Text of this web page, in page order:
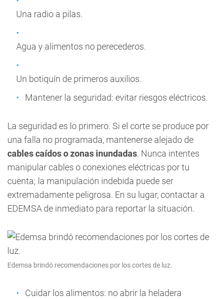
Una radio a pilas.
Agua y alimentos no perecederos.
Un botiquín de primeros auxilios.
Mantener la seguridad: evitar riesgos eléctricos.
La seguridad es lo primero. Si el corte se produce por
una falla no programada, mantenerse alejado de
cables caídos o zonas inundadas. Nunca intentes
manipular cables o conexiones eléctricas por tu
cuenta; la manipulación indebida puede ser
extremadamente peligrosa. En su lugar, contactar a
EDEMSA de inmediato para reportar la situación.
Edemsa brindó recomendaciones por los cortes de luz.
Cuidar los alimentos: no abrir la heladera